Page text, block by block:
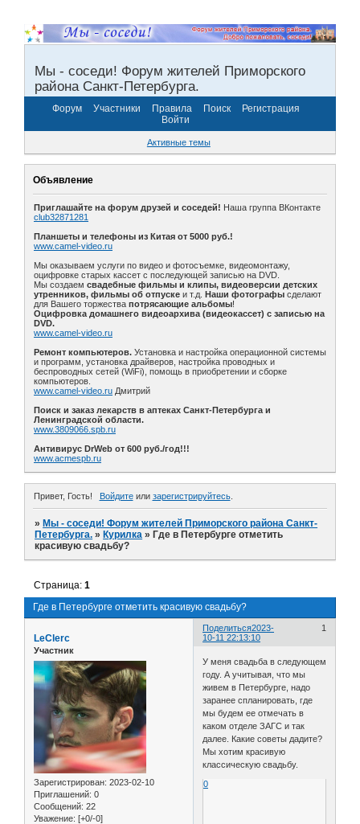
Мы - соседи! Форум жителей Приморского
района Санкт-Петербурга.
Форум Участники Правила Поиск
Регистрация
Войти
Активные темы
Объявление
Приглашайте на форум друзей и соседей! Наша группа ВКонтакте
club32871281
Планшеты и телефоны из Китая от 5000 руб.!
www.camel-video.ru
Мы оказываем услуги по видео и фотосъемке, видеомонтажу,
оцифровке старых кассет с последующей записью на DVD.
Мы создаем свадебные фильмы и клипы, видеоверсии детских
утренников, фильмы об отпуске и т.д. Наши фотографы сделают
для Вашего торжества потрясающие альбомы!
Оцифровка домашнего видеоархива (видеокассет) с записью на
DVD.
www.camel-video.ru
Ремонт компьютеров. Установка и настройка операционной системы
и программ, установка драйверов, настройка проводных и
беспроводных сетей (WiFi), помощь в приобретении и сборке
компьютеров.
www.camel-video.ru Дмитрий
Поиск и заказ лекарств в аптеках Санкт-Петербурга и
Ленинградской области.
www.3809066.spb.ru
Антивирус DrWeb от 600 руб./год!!!
www.acmespb.ru
Привет, Гость! Войдитеили зарегистрируйтесь.
» Мы - соседи! Форум жителей Приморского района Санкт-
Петербурга. » Курилка » Где в Петербурге отметить
красивую свадьбу?
Где в Петербурге отметить красивую свадьбу?
Страница:1
Поделиться 1
2023-
10-11 22:13:10
LeClerc
Участник
Зарегистрирован: 2023-02-10
Приглашений: 0
Сообщений: 22
Уважение: [+0/-0]
У меня свадьба в следующем
году. А учитывая, что мы
живем в Петербурге, надо
заранее спланировать, где
мы будем ее отмечать в
каком отделе ЗАГС и так
далее. Какие советы дадите?
Мы хотим красивую
классическую свадьбу.
0